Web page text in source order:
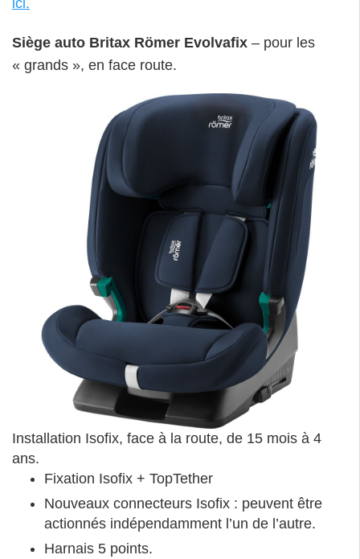
ici.
Siège auto Britax Römer Evolvafix – pour les
« grands », en face route.
Installation Isofix, face à la route, de 15 mois à 4
ans.
Fixation Isofix + TopTether
Nouveaux connecteurs Isofix : peuvent être
actionnés indépendamment l’un de l’autre.
Harnais 5 points.